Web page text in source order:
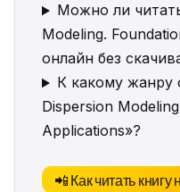
Можно ли
Modeling.
онлайн без
К какому жанру
Dispersion
Applications»?
📲 Как читать книгу